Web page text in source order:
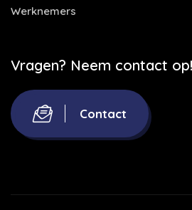
Werknemers
Vragen? Neem contact op!
Contact